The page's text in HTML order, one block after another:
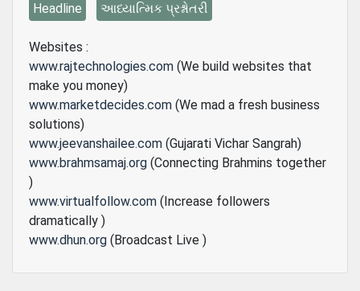
Headline આધ્યાત્મિક પ્રશ્નોતરી
Websites :
www.rajtechnologies.com (We build websites that
make you money)
www.marketdecides.com (We mad a fresh business
solutions)
www.jeevanshailee.com (Gujarati Vichar Sangrah)
www.brahmsamaj.org (Connecting Brahmins together
)
www.virtualfollow.com (Increase followers
dramatically )
www.dhun.org (Broadcast Live )